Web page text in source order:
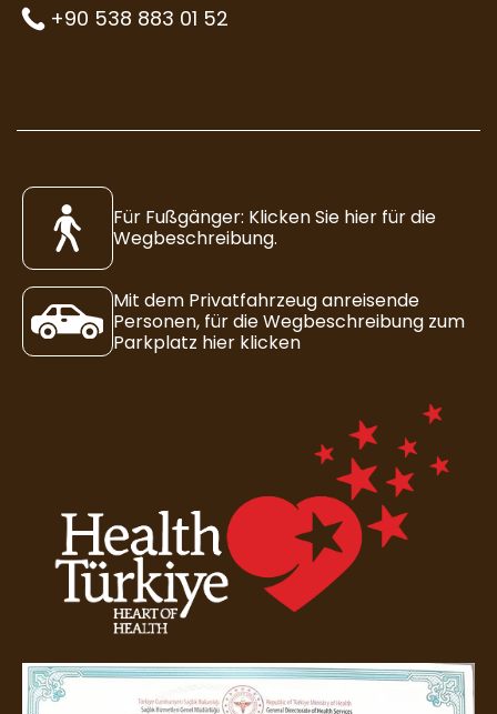
+90 538 883 01 52
Für Fußgänger: Klicken Sie hier für die
Wegbeschreibung.
Mit dem Privatfahrzeug anreisende
Personen, für die Wegbeschreibung zum
Parkplatz hier klicken